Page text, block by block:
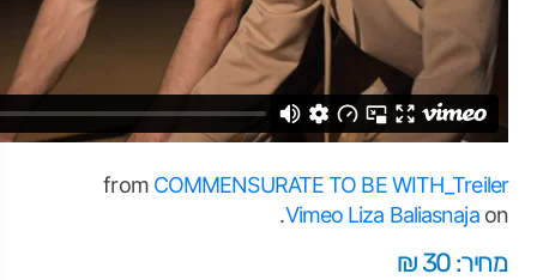
COMMENSURATE TO BE WITH_Treiler
from
Liza Baliasnajaon
Vimeo
.
מחיר: 30 ₪